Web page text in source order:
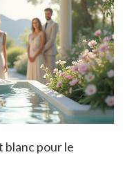
blanc pour le